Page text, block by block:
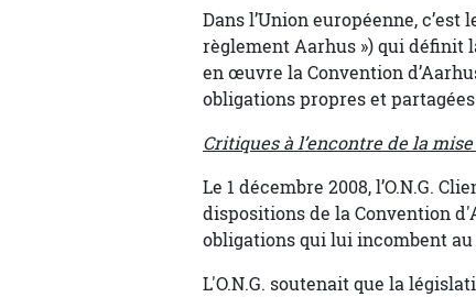
Dans l’Union européenne, c’est
règlement Aarhus ») qui définit
en œuvre la Convention
obligations propres et
Critiques à l’encontre de la
Le 1 décembre 2008, l’O.N.G.
dispositions de la Convention
obligations qui lui incombent
L'O.N.G. soutenait que la